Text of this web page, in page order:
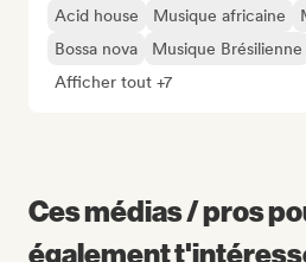
Acid house Musique africaine
Bossa nova
Musique Brésilienne
Afficher tout +7
Ces médias / pros
également